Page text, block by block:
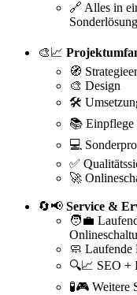
🔗 Alles in
Sonderlösung
🎨📈
🧭
🎨 Design
🛠️
📚 Einpflege
💻
✅
🚀
🔄📢 Service &
🧑‍💼
🧼 Laufende
🔍📈 SEO +
🧪🎮 Weitere